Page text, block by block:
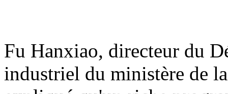
Fu Hanxiao, directeur du
industriel du ministère de